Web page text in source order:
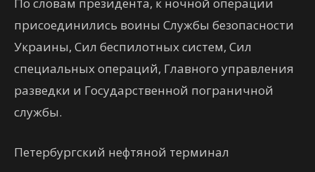
присоединились воины Службы безопасности
Украины, Сил беспилотных систем, Сил
специальных операций, Главного управления
разведки и Государственной пограничной
службы.
Петербургский нефтяной терминал